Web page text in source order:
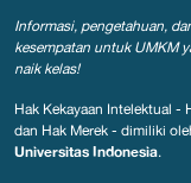
Informasi, pengetahuan,
kesempatan untuk UMKM
naik kelas!
Hak Kekayaan Intelektual -
dan Hak Merek - dimiliki
Universitas Indonesia.